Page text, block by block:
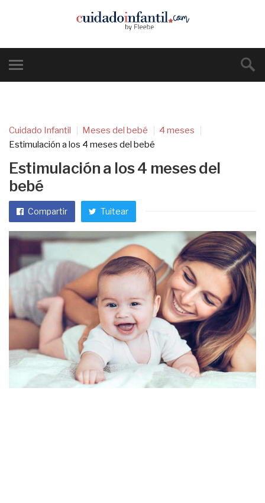
Cuidado Infantil Meses del bebé
4 meses
Estimulación a los 4 meses del bebé
Estimulación a los 4 meses del
bebé
Compartir Tuitear